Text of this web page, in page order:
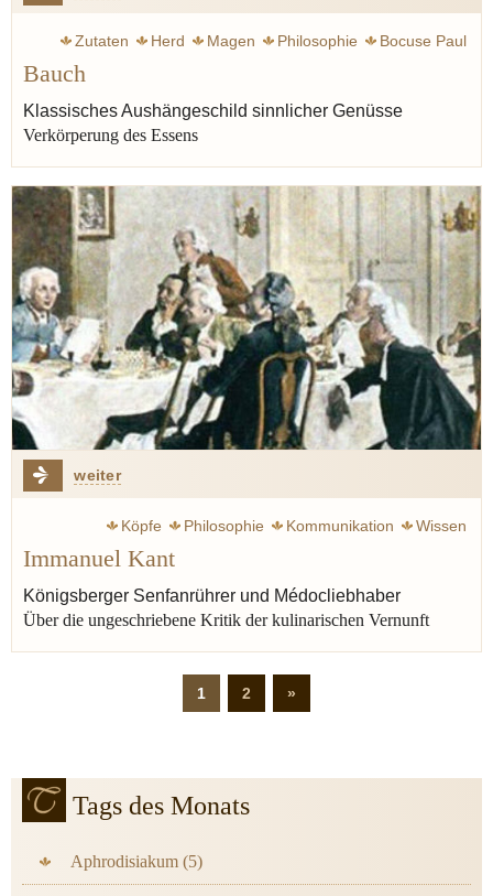
Zutaten Herd Magen Philosophie
Bocuse Paul
Erfort Klaus
Klink Vincent
Linster Lea
Balzac Honoré de
Bauch
Klassisches Aushängeschild sinnlicher Genüsse
Verkörperung des Essens
weiter
Köpfe Philosophie Kommunikation
Wissen
Aufklärung
Goethe Johann Wolfgang
Wieland Christoph Martin
Kaffee Käse
Geist
Rotwein
Königsberg
Immanuel Kant
Königsberger Senfanrührer und Médocliebhaber
Über die ungeschriebene Kritik der kulinarischen Vernunft
1 2 »
Tags des Monats
Aphrodisiakum (5)